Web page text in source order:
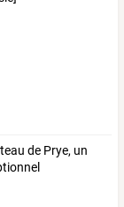
de Prye, un